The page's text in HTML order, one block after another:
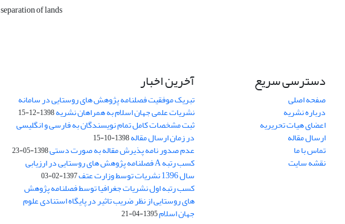
separation of lands
دسترسی سریع
صفحه اصلی
درباره نشریه
اعضای هیات تحریریه
ارسال مقاله
تماس با ما
نقشه سایت
آخرین اخبار
تبریک موفقیت فصلنامه پژوهش های روستایی در سامانه
نشریات علمی جهان اسلام به همراهان نشریه1398-12-15
ثبت مشخصات کامل تمام نویسندگان به فارسی و انگلیسی
در زمان ارسال مقاله1398-10-15
عدم صدور نامه پذیرش مقاله به صورت دستی1398-05-23
کسب رتبه A فصلنامه پژوهش های روستایی در ارزیابی
سال 1396 نشریات توسط وزارت عتف 1397-02-03
کسب رتبه اول نشریات جغرافیا توسط فصلنامه پژوهش
های روستایی از نظر ضریب تاثیر در پایگاه استنادی علوم
جهان اسلام1395-04-21